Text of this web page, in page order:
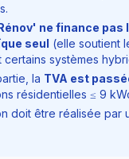
ne finance pas
seul (elle soutient
certains systèmes
la TVA est
résidentielles ≤ 9
doit être réalisée par